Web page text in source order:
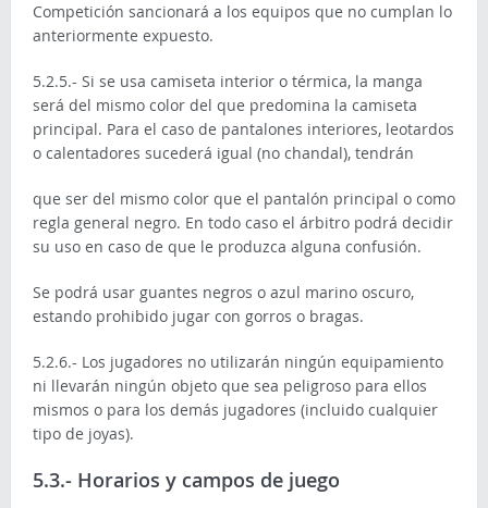
Competición sancionará a los equipos que no cumplan lo
anteriormente expuesto.
5.2.5.- Si se usa camiseta interior o térmica, la manga
será del mismo color del que predomina la camiseta
principal. Para el caso de pantalones interiores, leotardos
o calentadores sucederá igual (no chandal), tendrán
que ser del mismo color que el pantalón principal o como
regla general negro. En todo caso el árbitro podrá decidir
su uso en caso de que le produzca alguna confusión.
Se podrá usar guantes negros o azul marino oscuro,
estando prohibido jugar con gorros o bragas.
5.2.6.- Los jugadores no utilizarán ningún equipamiento
ni llevarán ningún objeto que sea peligroso para ellos
mismos o para los demás jugadores (incluido cualquier
tipo de joyas).
5.3.- Horarios y campos de juego